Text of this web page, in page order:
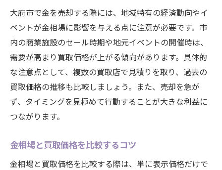
大府市で金を売却する際には、地域特有の経済動向やイ
ベントが金相場に影響を与える点に注意が必要です。市
内の商業施設のセール時期や地元イベントの開催時は、
需要が高まり買取価格が上がる傾向があります。具体的
な注意点として、複数の買取店で見積りを取り、過去の
買取価格の推移も比較しましょう。また、売却を急が
ず、タイミングを見極めて行動することが大きな利益に
つながります。
金相場と買取価格を比較するコツ
金相場と買取価格を比較する際は、単に表示価格だけで